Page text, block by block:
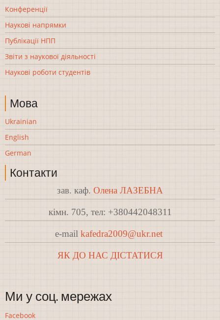
Конференції
Наукові напрямки
Публікації НПП
Звіти з наукової діяльності
Наукові роботи студентів
Мова
Ukrainian
English
German
Контакти
зав. каф. Олена ЛАЗЕБНА
кімн. 705, тел: +380442048311
e-mail kafedra2009@ukr.net
ЯК ДО НАС ДІСТАТИСЯ
Ми у соц. мережах
Facebook